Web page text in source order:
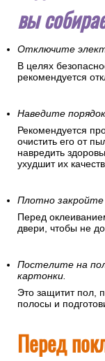
вы
Отключите
В целях
рекомендуется
Наведите
Рекомендуется
очистить его от
навредить
ухудшит их
Плотно закройте
Перед
двери, чтобы не
Постелите на
картонки.
Это защитит пол,
полосы и
Перед